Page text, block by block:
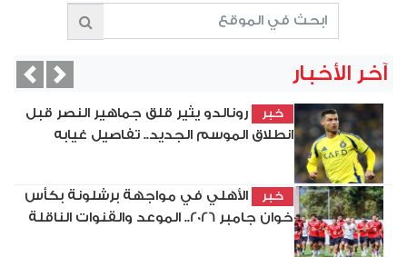
آخر الأخبار
خبر
رونالدو يثير قلق جماهير النصر قبل
انطلاق الموسم الجديد.. تفاصيل غيابه
خبر
الأهلي في مواجهة برشلونة بكأس
خوان جامبر 2026.. الموعد والقنوات الناقلة
Next